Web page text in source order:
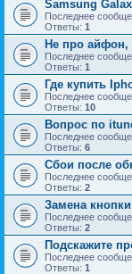
Samsung
Последнее
Ответы: 1
Не про айфон,
Последнее
Ответы: 1
Где купить
Последнее
Ответы: 10
Вопрос по
Последнее
Ответы: 6
Сбои после
Последнее
Ответы: 2
Замена
Последнее
Ответы: 2
Подскажите
Последнее
Ответы: 1